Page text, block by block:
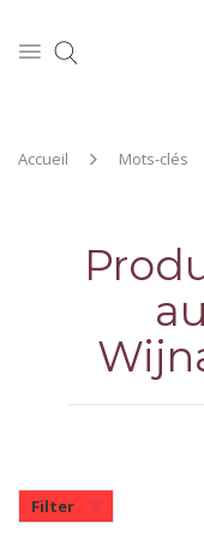
Accueil Mots-clés
Filter